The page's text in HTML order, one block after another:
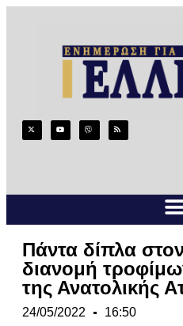
Πάντα δίπλα
διανομή
της Ανατολικής
24/05/2022 16:50